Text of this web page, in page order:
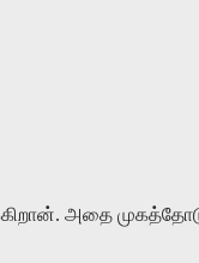
அதை